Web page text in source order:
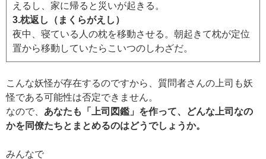
えるし、家に帰ると災いが起きる。
3.枕返し（まくらがえし）
夜中、寝ている人の枕を移動させる。朝起きて枕が定位
置から移動していたらこいつのしわざだ。
こんな妖怪が存在するのですから、質問者さんの上司も妖
怪である可能性は否定できません。
なので、 あなたも「上司図鑑」を作って、どんな上司なの
かを同僚たちとまとめるのはどうでしょうか。
みんなで